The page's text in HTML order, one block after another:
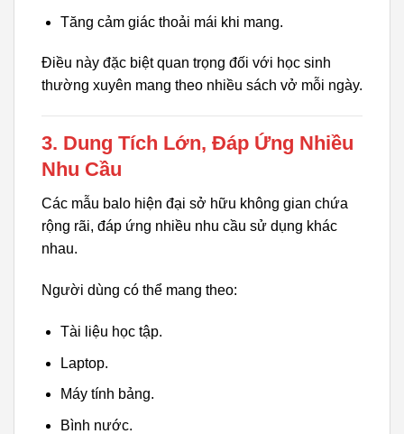
Tăng cảm giác thoải mái khi mang.
Điều này đặc biệt quan trọng đối với học sinh
thường xuyên mang theo nhiều sách vở mỗi ngày.
3. Dung Tích Lớn, Đáp Ứng Nhiều
Nhu Cầu
Các mẫu balo hiện đại sở hữu không gian chứa
rộng rãi, đáp ứng nhiều nhu cầu sử dụng khác
nhau.
Người dùng có thể mang theo:
Tài liệu học tập.
Laptop.
Máy tính bảng.
Bình nước.